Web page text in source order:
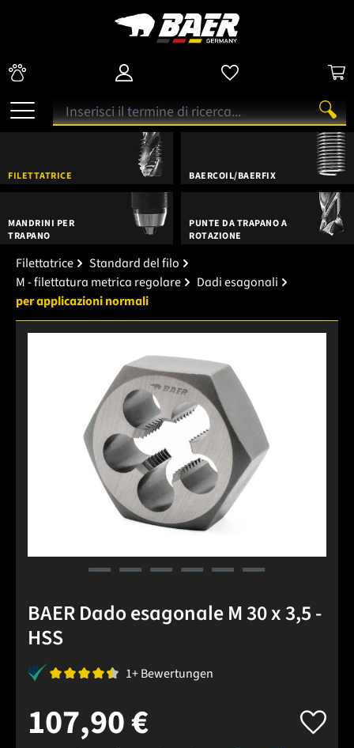
FILETTATRICE BAERCOIL/BAERFIX
MANDRINI PER
TRAPANO
PUNTE DA TRAPANO A
ROTAZIONE
Filettatrice
Standard del filo
M - filettatura metrica regolare
Dadi esagonali
per applicazioni normali
BAER Dado esagonale M 30 x 3,5 -
HSS
1+ Bewertungen
107,90 €